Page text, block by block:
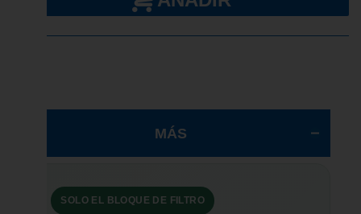
MÁS
SOLO EL BLOQUE DE FILTRO